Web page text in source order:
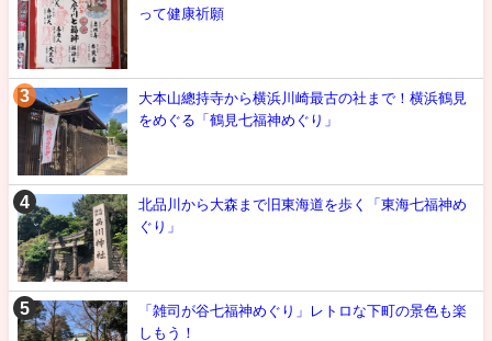
って健康祈願
大本山總持寺から横浜川崎最古の社まで！横浜鶴見
をめぐる「鶴見七福神めぐり」
北品川から大森まで旧東海道を歩く「東海七福神め
ぐり」
「雑司が谷七福神めぐり」レトロな下町の景色も楽
しもう！